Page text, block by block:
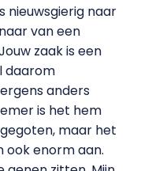
nieuwsgierig naar
van een
zaak is een
daarom
anders
is het hem
maar het
enorm aan.